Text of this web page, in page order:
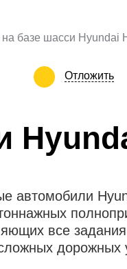
базе шасси Hyundai
Отложить
автомобили
все задания
дорожных